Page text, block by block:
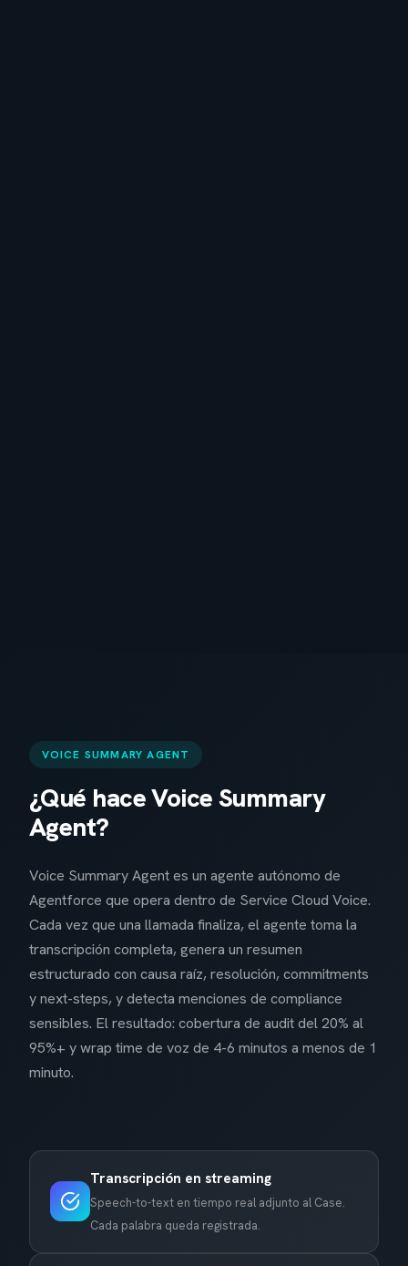
VOICE SUMMARY AGENT
¿Qué hace Voice Summary
Agent?
Voice Summary Agent es un agente autónomo de
Agentforce que opera dentro de Service Cloud Voice.
Cada vez que una llamada finaliza, el agente toma la
transcripción completa, genera un resumen
estructurado con causa raíz, resolución, commitments
y next-steps, y detecta menciones de compliance
sensibles. El resultado: cobertura de audit del 20% al
95%+ y wrap time de voz de 4-6 minutos a menos de 1
minuto.
Transcripción en streaming
Speech-to-text en tiempo real adjunto al Case.
Cada palabra queda registrada.